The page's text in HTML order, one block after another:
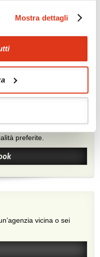
Mostra dettagli
esperienze e scambia
preferite.